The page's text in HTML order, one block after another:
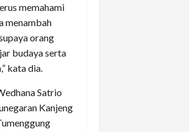
memahami
menambah
orang
budaya serta
kata dia.
Satrio
Kanjeng